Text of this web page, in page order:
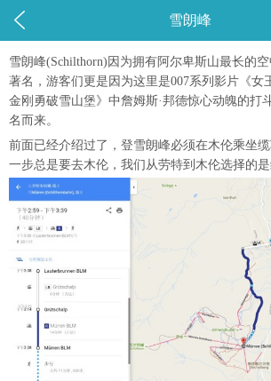
 雪朗峰
雪朗峰(Schilthorn)因为拥有阿尔卑斯山最长的
著名，游客们更是因为这里是007系列影片《女
金刚勇破雪山堡》中詹姆斯·邦德惊心动魄的打
名而来。
前面已经介绍过了，登雪朗峰必须在木伦乘坐
一步总是要去木伦，我们从劳特到木伦选择的是